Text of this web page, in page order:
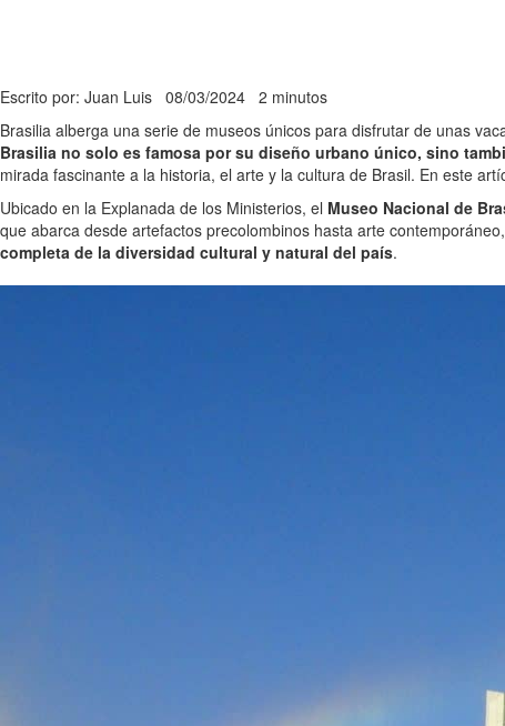
Escrito por: Juan Luis 08/03/2024 2 minutos
Brasilia alberga una serie de museos únicos para disfrutar de unas
Brasilia no solo es famosa por su diseño urbano único, sino
mirada fascinante a la historia, el arte y la cultura de Brasil. En este
Ubicado en la Explanada de los Ministerios, el Museo Nacional de
que abarca desde artefactos precolombinos hasta arte
completa de la diversidad cultural y natural del país.